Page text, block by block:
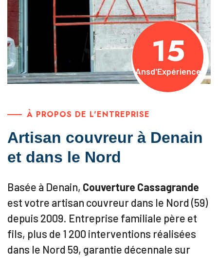
15
Ansd'Expérience
À PROPOS DE L'ENTREPRISE
Artisan couvreur à Denain
et dans le Nord
Basée à Denain, Couverture Cassagrande
est votre artisan couvreur dans le Nord (59)
depuis 2009. Entreprise familiale père et
fils, plus de 1 200 interventions réalisées
dans le Nord 59, garantie décennale sur